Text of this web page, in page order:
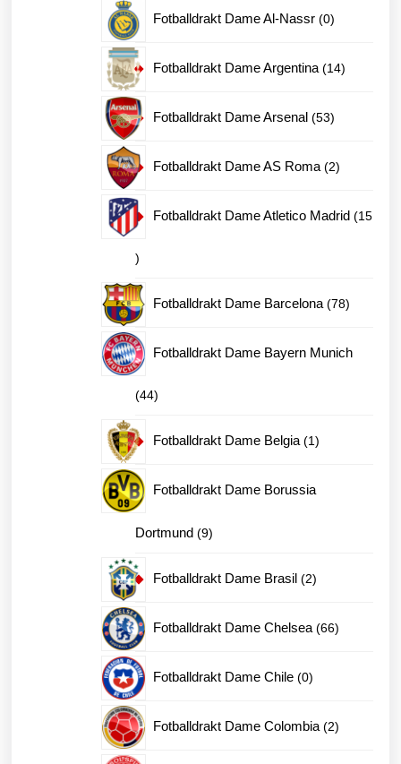
Fotballdrakt Dame Al-Nassr 00
Fotballdrakt Dame Argentina 1414
Fotballdrakt Dame Arsenal 5353
Fotballdrakt Dame AS Roma 22
Fotballdrakt Dame Atletico Madrid 15
15
produkter
Fotballdrakt Dame Barcelona 7878
Fotballdrakt Dame Bayern Munich
4444
produkter
Fotballdrakt Dame Belgia 11
Fotballdrakt Dame Borussia
Dortmund 99
Fotballdrakt Dame Brasil 22
Fotballdrakt Dame Chelsea 6666
Fotballdrakt Dame Chile 00
Fotballdrakt Dame Colombia 22